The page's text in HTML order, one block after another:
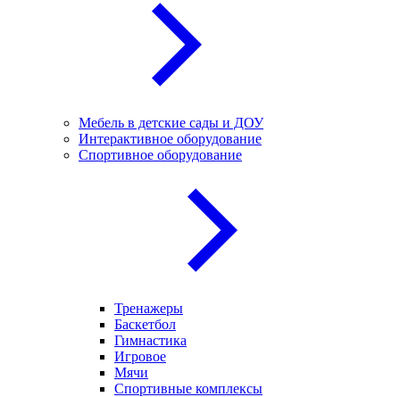
Мебель в детские сады и ДОУ
Интерактивное оборудование
Спортивное оборудование
Тренажеры
Баскетбол
Гимнастика
Игровое
Мячи
Спортивные комплексы